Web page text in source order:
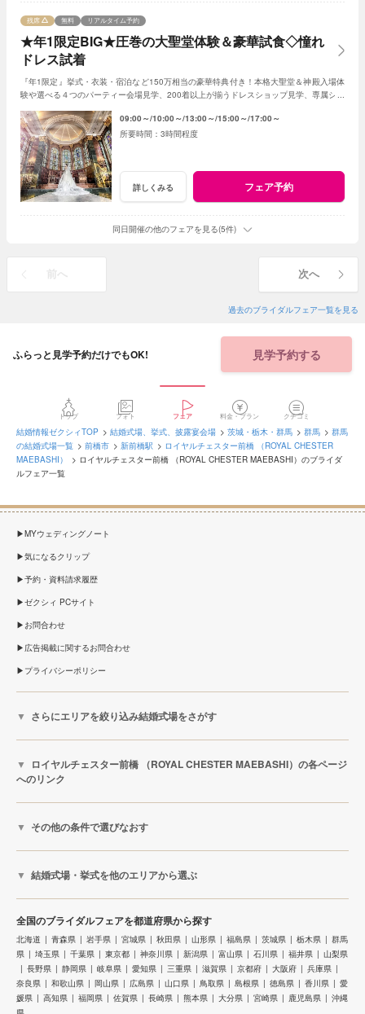
★年1限定BIG★圧巻の大聖堂体験＆豪華試食◇憧れ
ドレス試着
残席 無料 リアルタイム予約
『年1限定』挙式・衣装・宿泊など150万相当の豪華特典付き！本格大聖堂＆神殿入場体
験や選べる４つのパーティー会場見学、200着以上が揃うドレスショップ見学、専属シェ
09:00～ 10:00～ 13:00～ 15:00～ 17:00～
3時間程度
詳しくみる フェア予約
同日開催の他のフェアを見る(5件)
前へ 次へ
過去のブライダルフェア一覧を見る
ふらっと見学予約だけでもOK! 見学予約する
トップ フォト フェア 料金・プラン クチコミ
結婚情報ゼクシィTOP 結婚式場、挙式、披露宴会場 茨城・栃木・群馬 群馬
群馬
の結婚式場一覧
前橋市 新前橋駅
ロイヤルチェスター前橋 （ROYAL CHESTER
MAEBASHI）
ロイヤルチェスター前橋 （ROYAL CHESTER MAEBASHI）のブライダ
ルフェア一覧
MYウェディングノート
気になるクリップ
予約・資料請求履歴
ゼクシィ PCサイト
お問合わせ
広告掲載に関するお問合わせ
プライバシーポリシー
さらにエリアを絞り込み結婚式場をさがす
ロイヤルチェスター前橋 （ROYAL CHESTER MAEBASHI）の各ページ
へのリンク
その他の条件で選びなおす
結婚式場・挙式を他のエリアから選ぶ
全国のブライダルフェアを都道府県から探す
北海道 青森県 岩手県 宮城県 秋田県 山形県 福島県 茨城県 栃木県
群馬
県
埼玉県 千葉県 東京都 神奈川県 新潟県 富山県 石川県 福井県
山梨県
長野県
静岡県 岐阜県 愛知県 三重県 滋賀県 京都府 大阪府
兵庫県
奈良県
和歌山県 岡山県 広島県 山口県 鳥取県 島根県 徳島県 香川県
愛
媛県
高知県 福岡県 佐賀県 長崎県 熊本県 大分県 宮崎県 鹿児島県
沖縄